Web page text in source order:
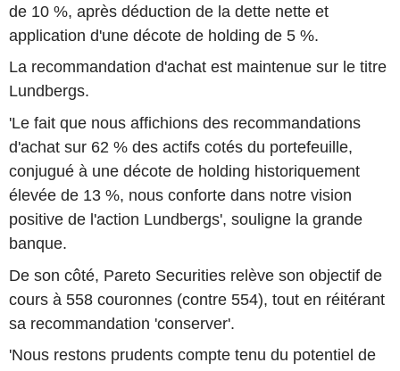
de 10 %, après déduction de la dette nette et
application d'une décote de holding de 5 %.
La recommandation d'achat est maintenue sur le titre
Lundbergs.
'Le fait que nous affichions des recommandations
d'achat sur 62 % des actifs cotés du portefeuille,
conjugué à une décote de holding historiquement
élevée de 13 %, nous conforte dans notre vision
positive de l'action Lundbergs', souligne la grande
banque.
De son côté, Pareto Securities relève son objectif de
cours à 558 couronnes (contre 554), tout en réitérant
sa recommandation 'conserver'.
'Nous restons prudents compte tenu du potentiel de